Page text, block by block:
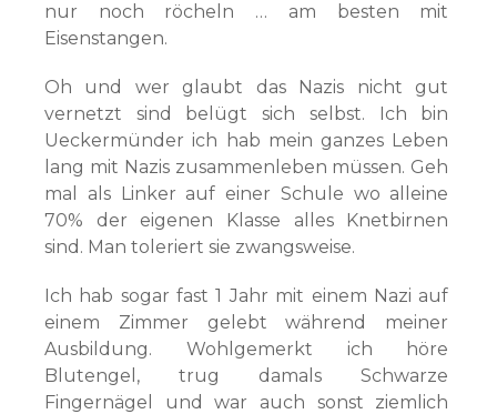
nur noch röcheln … am besten mit
Eisenstangen.
Oh und wer glaubt das Nazis nicht gut
vernetzt sind belügt sich selbst. Ich bin
Ueckermünder ich hab mein ganzes Leben
lang mit Nazis zusammenleben müssen. Geh
mal als Linker auf einer Schule wo alleine
70% der eigenen Klasse alles Knetbirnen
sind. Man toleriert sie zwangsweise.
Ich hab sogar fast 1 Jahr mit einem Nazi auf
einem Zimmer gelebt während meiner
Ausbildung. Wohlgemerkt ich höre
Blutengel, trug damals Schwarze
Fingernägel und war auch sonst ziemlich